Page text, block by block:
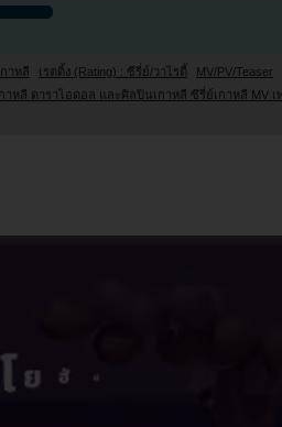
าหลี เรตติ้ง (Rating) : ซีรี่ย์/วาไรตี้
MV/PV/Teaser
กาหลี ดาราไอดอล และศิลปินเกาหลี ซีรี่ย์เกาหลี MV